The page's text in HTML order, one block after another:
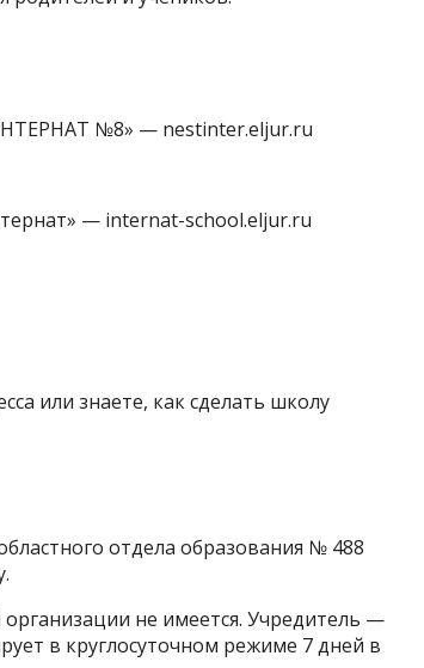
№8» — nestinter.eljur.ru
— internat-school.eljur.ru
или знаете, как сделать школу
отдела образования № 488
не имеется. Учредитель —
в круглосуточном режиме 7 дней в